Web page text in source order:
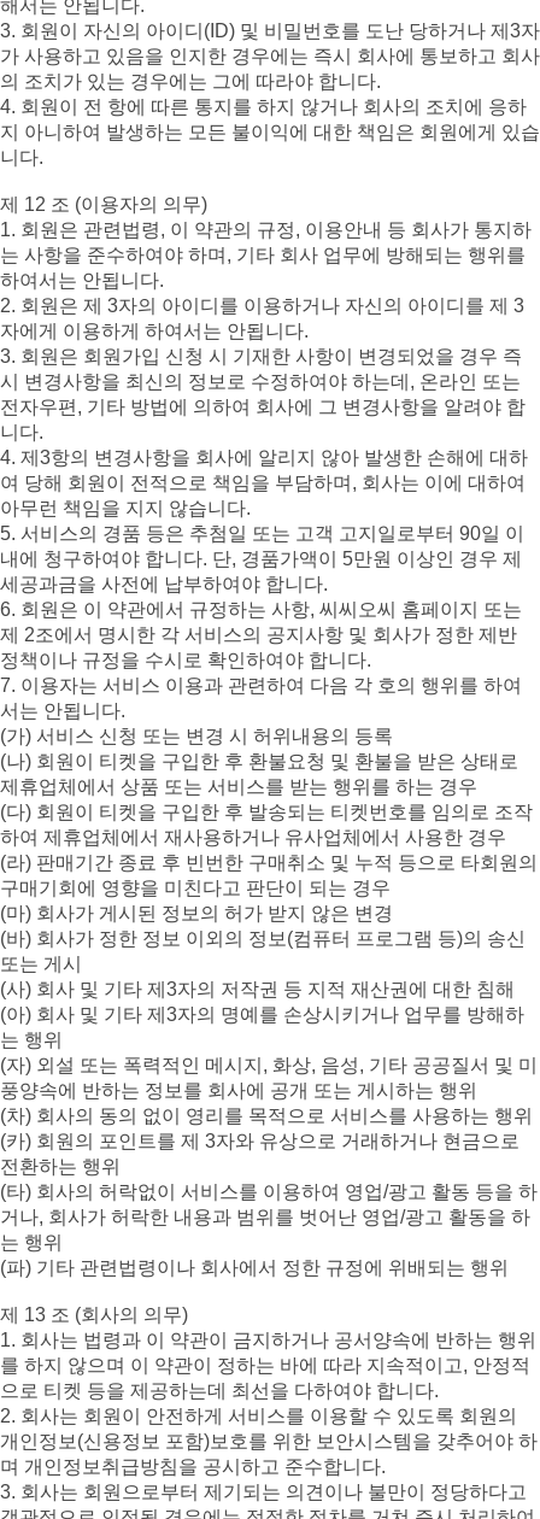
해서는 안됩니다.
3. 회원이 자신의 아이디(ID) 및 비밀번호를 도난 당하거나 제3자
가 사용하고 있음을 인지한 경우에는 즉시 회사에 통보하고 회사
의 조치가 있는 경우에는 그에 따라야 합니다.
4. 회원이 전 항에 따른 통지를 하지 않거나 회사의 조치에 응하
지 아니하여 발생하는 모든 불이익에 대한 책임은 회원에게 있습
니다.
제 12 조 (이용자의 의무)
1. 회원은 관련법령, 이 약관의 규정, 이용안내 등 회사가 통지하
는 사항을 준수하여야 하며, 기타 회사 업무에 방해되는 행위를
하여서는 안됩니다.
2. 회원은 제 3자의 아이디를 이용하거나 자신의 아이디를 제 3
자에게 이용하게 하여서는 안됩니다.
3. 회원은 회원가입 신청 시 기재한 사항이 변경되었을 경우 즉
시 변경사항을 최신의 정보로 수정하여야 하는데, 온라인 또는
전자우편, 기타 방법에 의하여 회사에 그 변경사항을 알려야 합
니다.
4. 제3항의 변경사항을 회사에 알리지 않아 발생한 손해에 대하
여 당해 회원이 전적으로 책임을 부담하며, 회사는 이에 대하여
아무런 책임을 지지 않습니다.
5. 서비스의 경품 등은 추첨일 또는 고객 고지일로부터 90일 이
내에 청구하여야 합니다. 단, 경품가액이 5만원 이상인 경우 제
세공과금을 사전에 납부하여야 합니다.
6. 회원은 이 약관에서 규정하는 사항, 씨씨오씨 홈페이지 또는
제 2조에서 명시한 각 서비스의 공지사항 및 회사가 정한 제반
정책이나 규정을 수시로 확인하여야 합니다.
7. 이용자는 서비스 이용과 관련하여 다음 각 호의 행위를 하여
서는 안됩니다.
(가) 서비스 신청 또는 변경 시 허위내용의 등록
(나) 회원이 티켓을 구입한 후 환불요청 및 환불을 받은 상태로
제휴업체에서 상품 또는 서비스를 받는 행위를 하는 경우
(다) 회원이 티켓을 구입한 후 발송되는 티켓번호를 임의로 조작
하여 제휴업체에서 재사용하거나 유사업체에서 사용한 경우
(라) 판매기간 종료 후 빈번한 구매취소 및 누적 등으로 타회원의
구매기회에 영향을 미친다고 판단이 되는 경우
(마) 회사가 게시된 정보의 허가 받지 않은 변경
(바) 회사가 정한 정보 이외의 정보(컴퓨터 프로그램 등)의 송신
또는 게시
(사) 회사 및 기타 제3자의 저작권 등 지적 재산권에 대한 침해
(아) 회사 및 기타 제3자의 명예를 손상시키거나 업무를 방해하
는 행위
(자) 외설 또는 폭력적인 메시지, 화상, 음성, 기타 공공질서 및 미
풍양속에 반하는 정보를 회사에 공개 또는 게시하는 행위
(차) 회사의 동의 없이 영리를 목적으로 서비스를 사용하는 행위
(카) 회원의 포인트를 제 3자와 유상으로 거래하거나 현금으로
전환하는 행위
(타) 회사의 허락없이 서비스를 이용하여 영업/광고 활동 등을 하
거나, 회사가 허락한 내용과 범위를 벗어난 영업/광고 활동을 하
는 행위
(파) 기타 관련법령이나 회사에서 정한 규정에 위배되는 행위
제 13 조 (회사의 의무)
1. 회사는 법령과 이 약관이 금지하거나 공서양속에 반하는 행위
를 하지 않으며 이 약관이 정하는 바에 따라 지속적이고, 안정적
으로 티켓 등을 제공하는데 최선을 다하여야 합니다.
2. 회사는 회원이 안전하게 서비스를 이용할 수 있도록 회원의
개인정보(신용정보 포함)보호를 위한 보안시스템을 갖추어야 하
며 개인정보취급방침을 공시하고 준수합니다.
3. 회사는 회원으로부터 제기되는 의견이나 불만이 정당하다고